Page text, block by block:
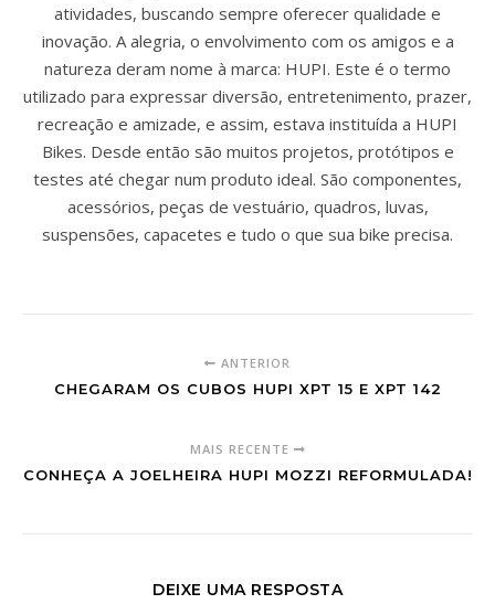
atividades, buscando sempre oferecer qualidade e
inovação. A alegria, o envolvimento com os amigos e a
natureza deram nome à marca: HUPI. Este é o termo
utilizado para expressar diversão, entretenimento, prazer,
recreação e amizade, e assim, estava instituída a HUPI
Bikes. Desde então são muitos projetos, protótipos e
testes até chegar num produto ideal. São componentes,
acessórios, peças de vestuário, quadros, luvas,
suspensões, capacetes e tudo o que sua bike precisa.
ANTERIOR
CHEGARAM OS CUBOS HUPI XPT 15 E XPT 142
MAIS RECENTE
CONHEÇA A JOELHEIRA HUPI MOZZI REFORMULADA!
DEIXE UMA RESPOSTA